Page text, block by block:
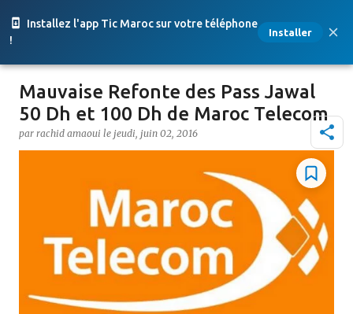
Installez l'app Tic Maroc sur votre téléphone
!
Installer
Accéder au contenu principal
Mauvaise Refonte des Pass Jawal
50 Dh et 100 Dh de Maroc Telecom
par rachid amaoui le jeudi, juin 02, 2016